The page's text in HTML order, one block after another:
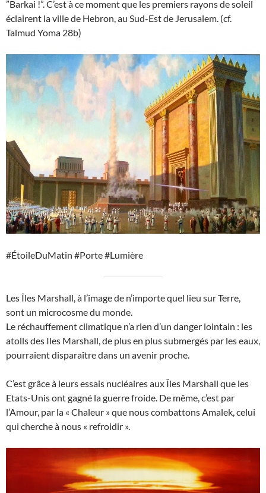
”Barkai !”. C’est à ce moment que les premiers rayons de soleil
éclairent la ville de Hebron, au Sud-Est de Jerusalem. (cf.
Talmud Yoma 28b)
#ÉtoileDuMatin #Porte #Lumière
Les Îles Marshall, à l’image de n’importe quel lieu sur Terre,
sont un microcosme du monde.
Le réchauffement climatique n’a rien d’un danger lointain : les
atolls des Iles Marshall, de plus en plus submergés par les eaux,
pourraient disparaître dans un avenir proche.
C’est grâce à leurs essais nucléaires aux Îles Marshall que les
Etats-Unis ont gagné la guerre froide. De même, c’est par
l’Amour, par la « Chaleur » que nous combattons Amalek, celui
qui cherche à nous « refroidir ».